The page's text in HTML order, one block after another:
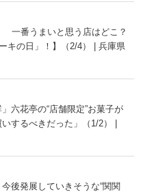
一番うまいと思う店はどこ？
キの日」！】（2/4） | 兵庫県
六花亭の“店舗限定”お菓子が
するべきだった」（1/2） |
後発展していきそうな“関関